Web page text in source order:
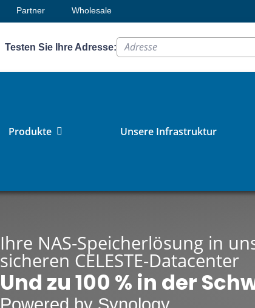
Partner Wholesale
Testen Sie Ihre Adresse:
Produkte Unsere Infrastruktur
Ihre NAS-Speicherlösung in
sicheren CELESTE-Datacenter
Und zu 100 % in der
Powered by Synology